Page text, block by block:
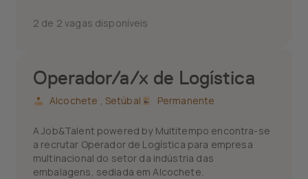
2 de 2 vagas disponíveis
Operador/a/x de Logística
Alcochete , Setúbal Permanente
A Job&Talent powered by Multitempo encontra-se
a recrutar Operador de Logística para empresa
multinacional do setor da indústria das
embalagens, sediada em Alcochete.